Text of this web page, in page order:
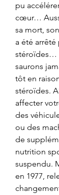
pu
cœur…
sa mort,
a été
stéroïdes…
saurons
tôt en
stéroïdes.
affecter
des
ou des
de
nutrition
suspendu.
en 1977,